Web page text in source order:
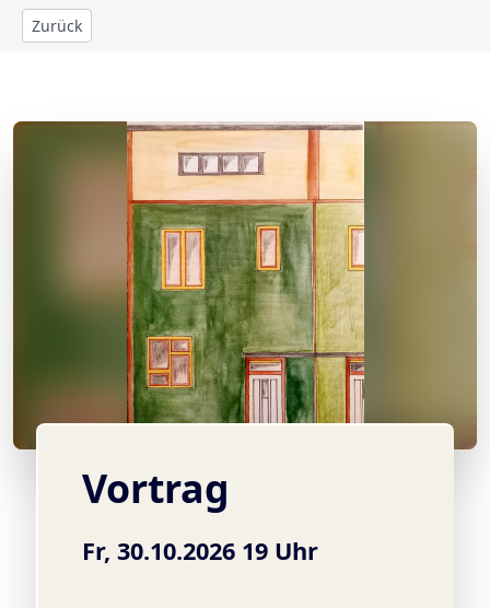
Zurück
Vortrag
Fr, 30.10.2026 19 Uhr